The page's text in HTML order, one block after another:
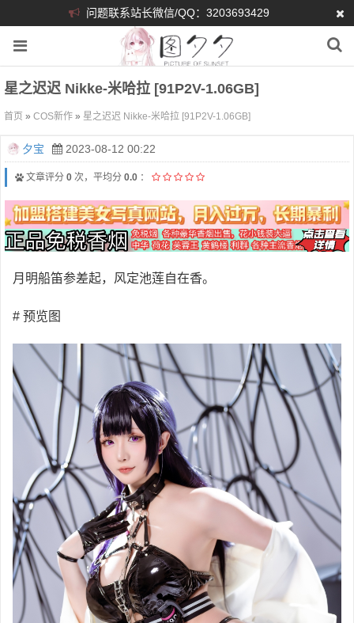
问题联系站长微信/QQ：3203693429
星之迟迟 Nikke-米哈拉 [91P2V-1.06GB]
首页 » COS新作 » 星之迟迟 Nikke-米哈拉 [91P2V-1.06GB]
夕宝 2023-08-12 00:22
文章评分 0 次，平均分 0.0 ：
月明船笛参差起，风定池莲自在香。
# 预览图